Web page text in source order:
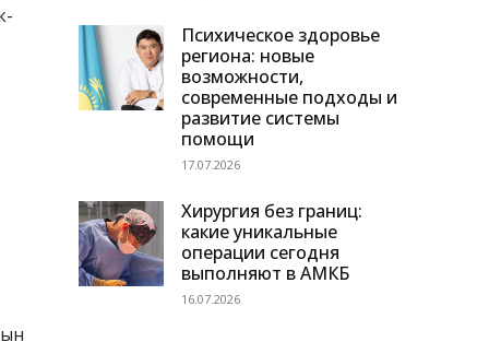
Психическое здоровье
региона: новые
возможности,
современные подходы и
развитие системы
помощи
17.07.2026
Хирургия без границ:
какие уникальные
операции сегодня
выполняют в АМКБ
16.07.2026